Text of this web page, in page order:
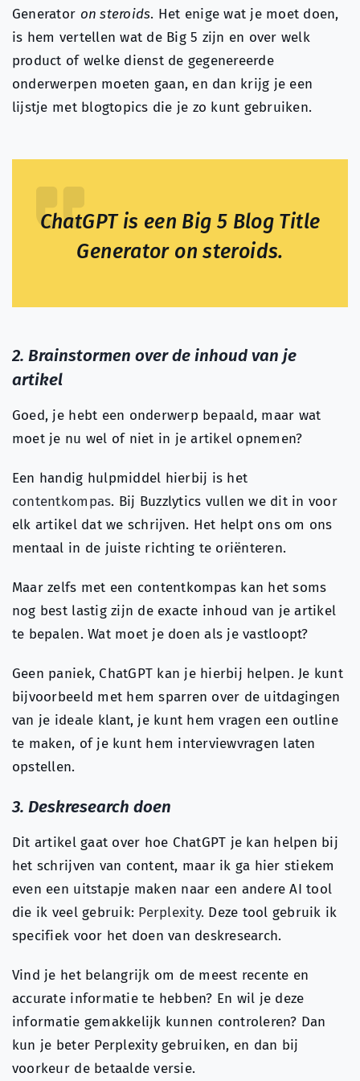
Generator on steroids. Het enige wat je moet doen,
is hem vertellen wat de Big 5 zijn en over welk
product of welke dienst de gegenereerde
onderwerpen moeten gaan, en dan krijg je een
lijstje met blogtopics die je zo kunt gebruiken.
ChatGPT is een Big 5 Blog Title
Generator on steroids.
2. Brainstormen over de inhoud van je
artikel
Goed, je hebt een onderwerp bepaald, maar wat
moet je nu wel of niet in je artikel opnemen?
Een handig hulpmiddel hierbij is het
contentkompas. Bij Buzzlytics vullen we dit in voor
elk artikel dat we schrijven. Het helpt ons om ons
mentaal in de juiste richting te oriënteren.
Maar zelfs met een contentkompas kan het soms
nog best lastig zijn de exacte inhoud van je artikel
te bepalen. Wat moet je doen als je vastloopt?
Geen paniek, ChatGPT kan je hierbij helpen. Je kunt
bijvoorbeeld met hem sparren over de uitdagingen
van je ideale klant, je kunt hem vragen een outline
te maken, of je kunt hem interviewvragen laten
opstellen.
3. Deskresearch doen
Dit artikel gaat over hoe ChatGPT je kan helpen bij
het schrijven van content, maar ik ga hier stiekem
even een uitstapje maken naar een andere AI tool
die ik veel gebruik: Perplexity. Deze tool gebruik ik
specifiek voor het doen van deskresearch.
Vind je het belangrijk om de meest recente en
accurate informatie te hebben? En wil je deze
informatie gemakkelijk kunnen controleren? Dan
kun je beter Perplexity gebruiken, en dan bij
voorkeur de betaalde versie.